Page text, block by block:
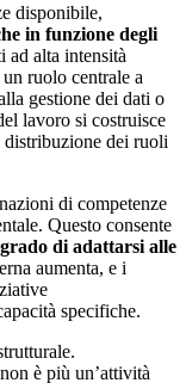
disponibile,
in funzione degli
ad alta intensità
ruolo centrale a
gestione dei dati o
lavoro si costruisce
distribuzione dei ruoli
di competenze
Questo consente
di adattarsi alle
aumenta, e i
specifiche.
è più un’attività